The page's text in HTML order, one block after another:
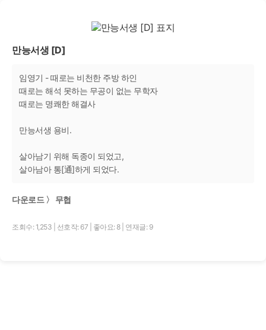
만능서생 [D]
임영기 - 때로는 비천한 주방 하인
때로는 해석 못하는 무공이 없는 무학자
때로는 명쾌한 해결사
만능서생 용비.
살아남기 위해 독종이 되었고,
살아남아 통[通]하게 되었다.
다운로드 〉 무협
조회수: 1,253 선호작: 67 좋아요: 8 연재글: 9